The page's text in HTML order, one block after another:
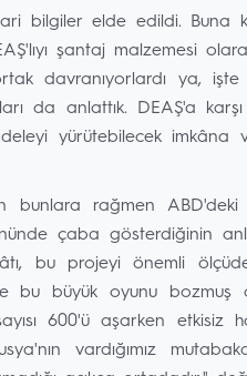
bilgiler elde edildi. Buna
şantaj malzemesi
davranıyorlardı ya, işte
da anlattık. DEAŞ'a
yürütebilecek
bunlara rağmen
çaba gösterdiğinin
bu projeyi önemli
büyük oyunu bozmuş
600'ü aşarken etkisiz
vardığımız